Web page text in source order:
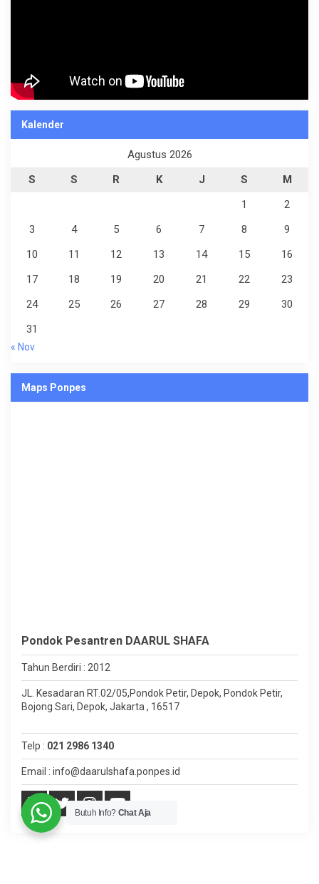
Kalender
Agustus 2026
S
S R K J S
M
1
2
3
4 5 6 7 8
9
10
11 12 13 14 15
16
17
18 19 20 21 22
23
24
25 26 27 28 29
30
31
« Nov
Maps Ponpes
Pondok Pesantren DAARUL SHAFA
Tahun Berdiri : 2012
JL. Kesadaran RT.02/05,Pondok Petir, Depok, Pondok Petir,
Bojong Sari, Depok, Jakarta , 16517
Telp : 021 2986 1340
Email : info@daarulshafa.ponpes.id
Butuh Info? Chat Aja